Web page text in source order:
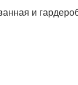
и